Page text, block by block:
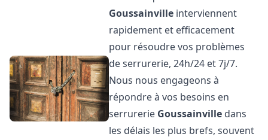
Goussainville interviennent
rapidement et efficacement
pour résoudre vos problèmes
de serrurerie, 24h/24 et 7j/7.
Nous nous engageons à
répondre à vos besoins en
serrurerie Goussainville dans
les délais les plus brefs, souvent